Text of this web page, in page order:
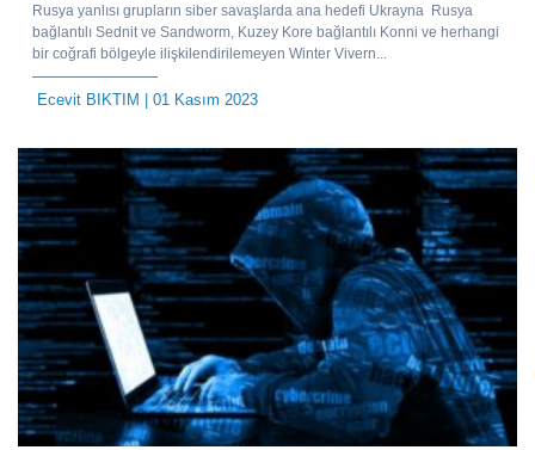
Rusya yanlısı grupların siber savaşlarda ana hedefi Ukrayna Rusya
bağlantılı Sednit ve Sandworm, Kuzey Kore bağlantılı Konni ve herhangi
bir coğrafi bölgeyle ilişkilendirilemeyen Winter Vivern...
Ecevit BIKTIM | 01 Kasım 2023